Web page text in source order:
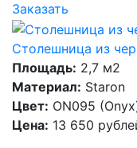
Заказать
Столешница из
Площадь: 2,7 м2
Материал: Staron
Цвет: ON095
Цена: 13 650